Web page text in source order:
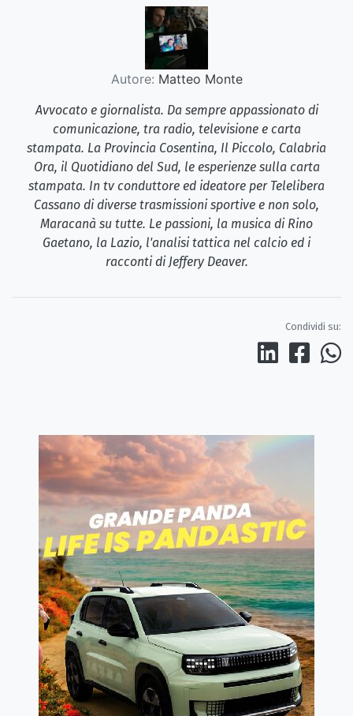
Autore: Matteo Monte
Avvocato e giornalista. Da sempre appassionato di
comunicazione, tra radio, televisione e carta
stampata. La Provincia Cosentina, Il Piccolo, Calabria
Ora, il Quotidiano del Sud, le esperienze sulla carta
stampata. In tv conduttore ed ideatore per Telelibera
Cassano di diverse trasmissioni sportive e non solo,
Maracanà su tutte. Le passioni, la musica di Rino
Gaetano, la Lazio, l'analisi tattica nel calcio ed i
racconti di Jeffery Deaver.
Condividi su: